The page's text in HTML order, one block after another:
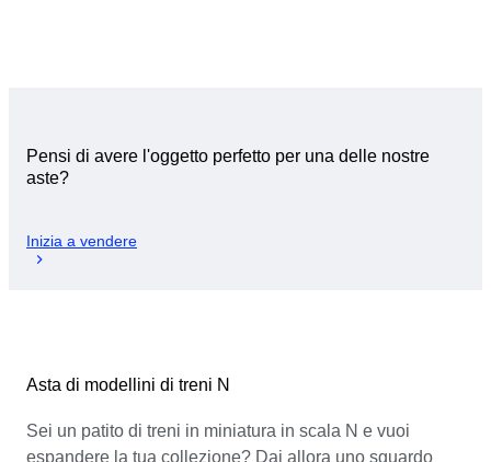
Pensi di avere l'oggetto perfetto per una delle nostre
aste?
Inizia a vendere
Asta di modellini di treni N
Sei un patito di treni in miniatura in scala N e vuoi
espandere la tua collezione? Dai allora uno sguardo